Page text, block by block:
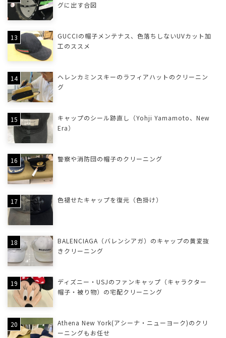
グに出す合図
GUCCIの帽子メンテナス、色落ちしないUVカット加
工のススメ
ヘレンカミンスキーのラフィアハットのクリーニン
グ
キャップのシール跡直し（Yohji Yamamoto、New
Era）
警察や消防団の帽子のクリーニング
色褪せたキャップを復元（色掛け）
BALENCIAGA（バレンシアガ）のキャップの黄変抜
きクリーニング
ディズニー・USJのファンキャップ（キャラクター
帽子・被り物）の宅配クリーニング
Athena New York(アシーナ・ニューヨーク)のクリ
ーニングもお任せ